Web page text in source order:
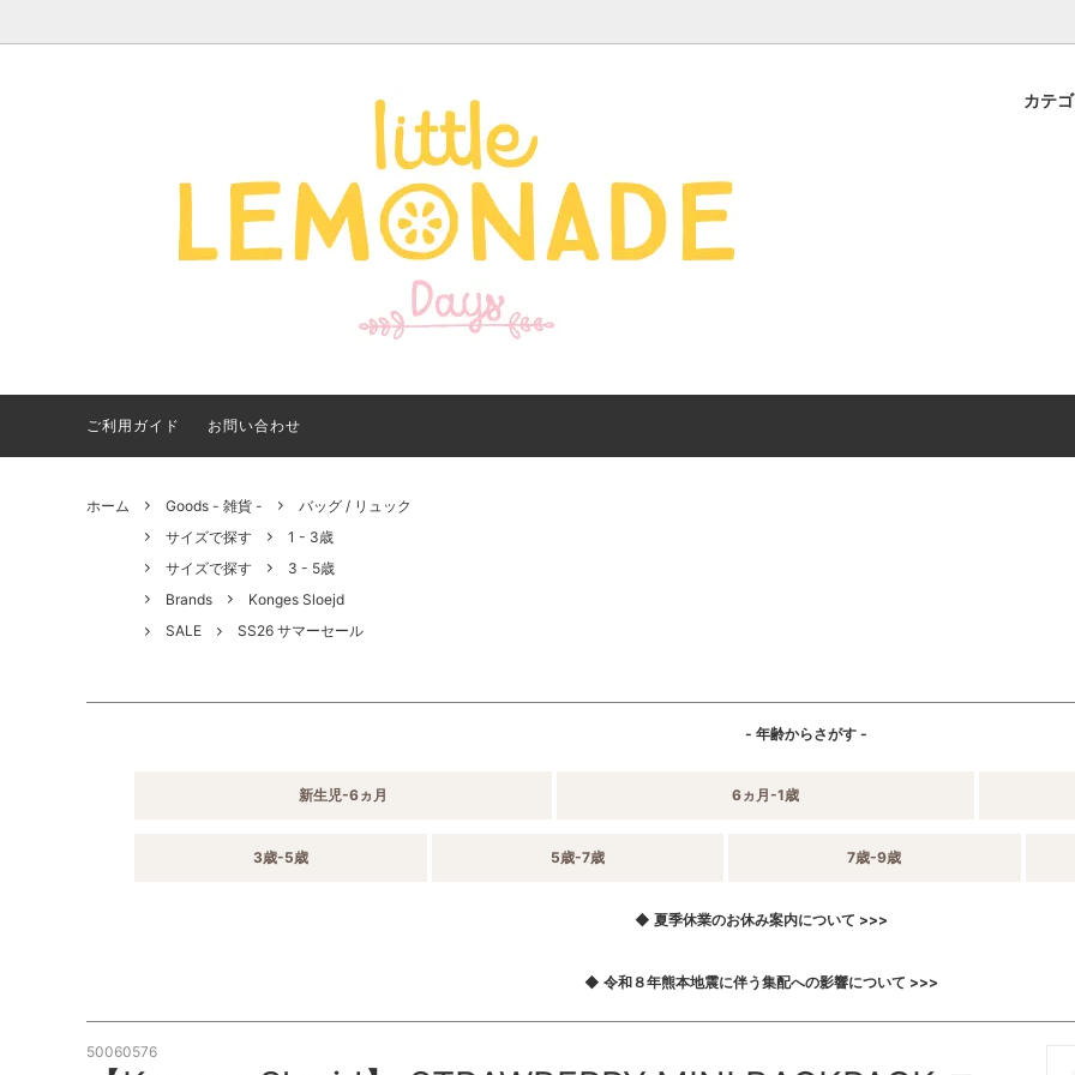
カテ
Apparel -アパレル- Goods - 雑貨 -
サイズで探す Brands
【夏アイテム特集】 2026
年最新！子ども用水着・浮
き輪 アイテム
【出産ギフト特集】 出産祝
いにおすすめのアイテムを
ご紹介
ご利用ガイド お問い合わせ
ホーム Goods - 雑貨 -
バッグ / リュック
サイズで探す
1 - 3歳
サイズで探す
3 - 5歳
Brands
Konges Sloejd
SALE
SS26 サマーセール
- 年齢からさがす -
新生児-6ヵ月 6ヵ月-1歳
3歳-5歳 5歳-7歳 7歳-9歳
◆ 夏季休業のお休み案内について >>>
◆ 令和８年熊本地震に伴う集配への影響について >>>
50060576